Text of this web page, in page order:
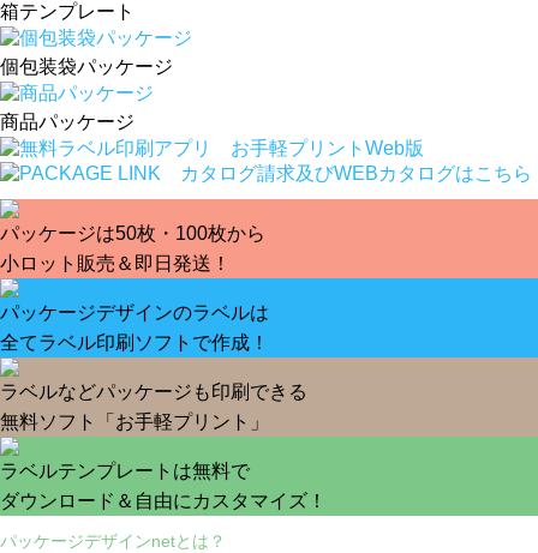
箱テンプレート
個包装袋パッケージ
商品パッケージ
パッケージは50枚・100枚から
小ロット販売＆即日発送！
パッケージデザインのラベルは
全てラベル印刷ソフトで作成！
ラベルなどパッケージも印刷できる
無料ソフト「お手軽プリント」
ラベルテンプレートは無料で
ダウンロード＆自由にカスタマイズ！
パッケージデザインnetとは？